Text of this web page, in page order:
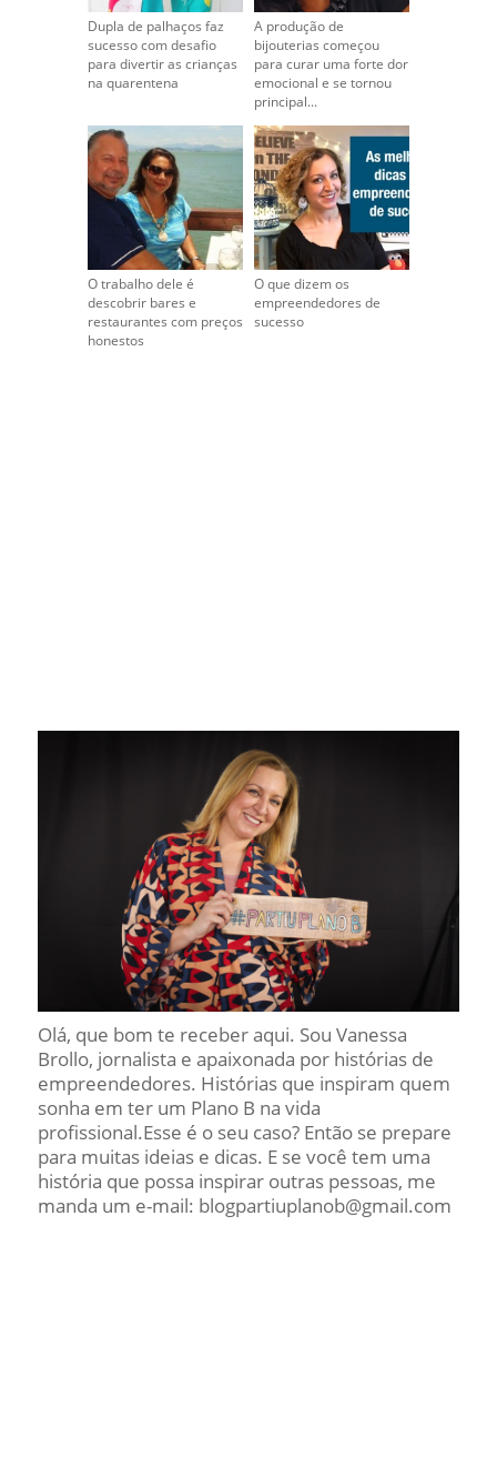
Dupla de palhaços faz
sucesso com desafio
para divertir as crianças
na quarentena
A produção de
bijouterias começou
para curar uma forte dor
emocional e se tornou
principal...
O trabalho dele é
descobrir bares e
restaurantes com preços
honestos
O que dizem os
empreendedores de
sucesso
Olá, que bom te receber aqui. Sou Vanessa
Brollo, jornalista e apaixonada por histórias de
empreendedores. Histórias que inspiram quem
sonha em ter um Plano B na vida
profissional.Esse é o seu caso? Então se prepare
para muitas ideias e dicas. E se você tem uma
história que possa inspirar outras pessoas, me
manda um e-mail: blogpartiuplanob@gmail.com